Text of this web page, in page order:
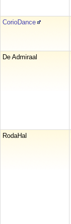
CorioDance
De Admiraal
RodaHal